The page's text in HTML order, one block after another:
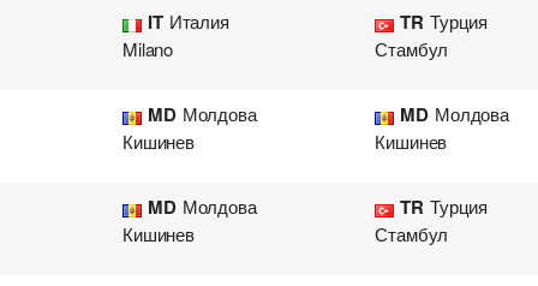
IT Италия
Milano
TR Турция
Стамбул
MD Молдова
Кишинев
MD Молдова
Кишинев
MD Молдова
Кишинев
TR Турция
Стамбул